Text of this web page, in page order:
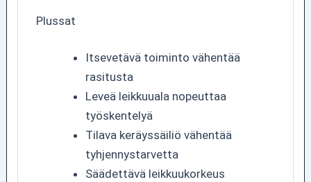
Plussat
Itsevetävä toiminto vähentää
rasitusta
Leveä leikkuuala nopeuttaa
työskentelyä
Tilava keräyssäiliö vähentää
tyhjennystarvetta
Säädettävä leikkuukorkeus